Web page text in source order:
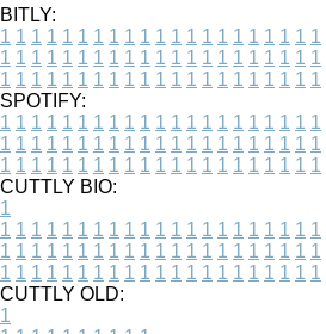
BITLY:
1 1 1 1 1 1 1 1 1 1 1 1 1 1 1 1 1 1 1 1 1
1 1 1 1 1 1 1 1 1 1 1 1 1 1 1 1 1 1 1 1 1
1 1 1 1 1 1 1 1 1 1 1 1 1 1 1 1 1 1 1 1 1
SPOTIFY:
1 1 1 1 1 1 1 1 1 1 1 1 1 1 1 1 1 1 1 1 1
1 1 1 1 1 1 1 1 1 1 1 1 1 1 1 1 1 1 1 1 1
1 1 1 1 1 1 1 1 1 1 1 1 1 1 1 1 1 1 1 1 1
CUTTLY BIO:
1
1 1 1 1 1 1 1 1 1 1 1 1 1 1 1 1 1 1 1 1 1
1 1 1 1 1 1 1 1 1 1 1 1 1 1 1 1 1 1 1 1 1
1 1 1 1 1 1 1 1 1 1 1 1 1 1 1 1 1 1 1 1 1
CUTTLY OLD:
1